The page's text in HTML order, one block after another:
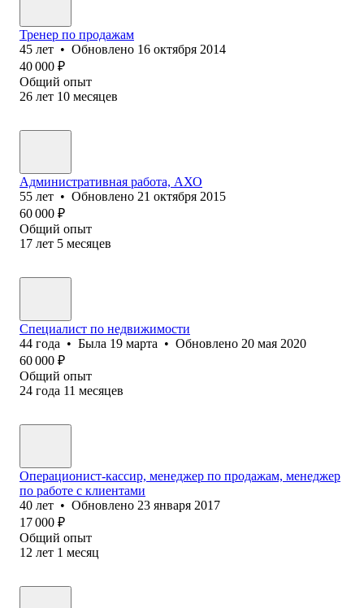
Тренер по продажам
45 лет • Обновлено 16 октября 2014
40 000 ₽
Общий опыт
26 лет 10 месяцев
Административная работа, АХО
55 лет • Обновлено 21 октября 2015
60 000 ₽
Общий опыт
17 лет 5 месяцев
Специалист по недвижимости
44 года • Была 19 марта • Обновлено 20 мая 2020
60 000 ₽
Общий опыт
24 года 11 месяцев
Операционист-кассир, менеджер по продажам, менеджер
по работе с клиентами
40 лет • Обновлено 23 января 2017
17 000 ₽
Общий опыт
12 лет 1 месяц